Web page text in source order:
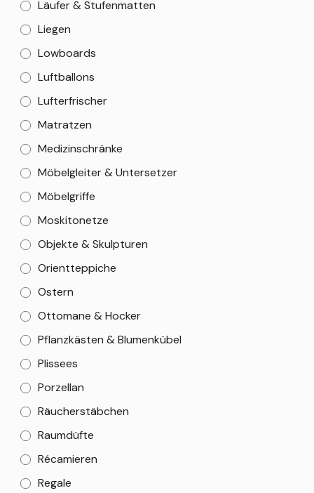
Läufer & Stufenmatten
Liegen
Lowboards
Luftballons
Lufterfrischer
Matratzen
Medizinschränke
Möbelgleiter & Untersetzer
Möbelgriffe
Moskitonetze
Objekte & Skulpturen
Orientteppiche
Ostern
Ottomane & Hocker
Pflanzkästen & Blumenkübel
Plissees
Porzellan
Räucherstäbchen
Raumdüfte
Récamieren
Regale